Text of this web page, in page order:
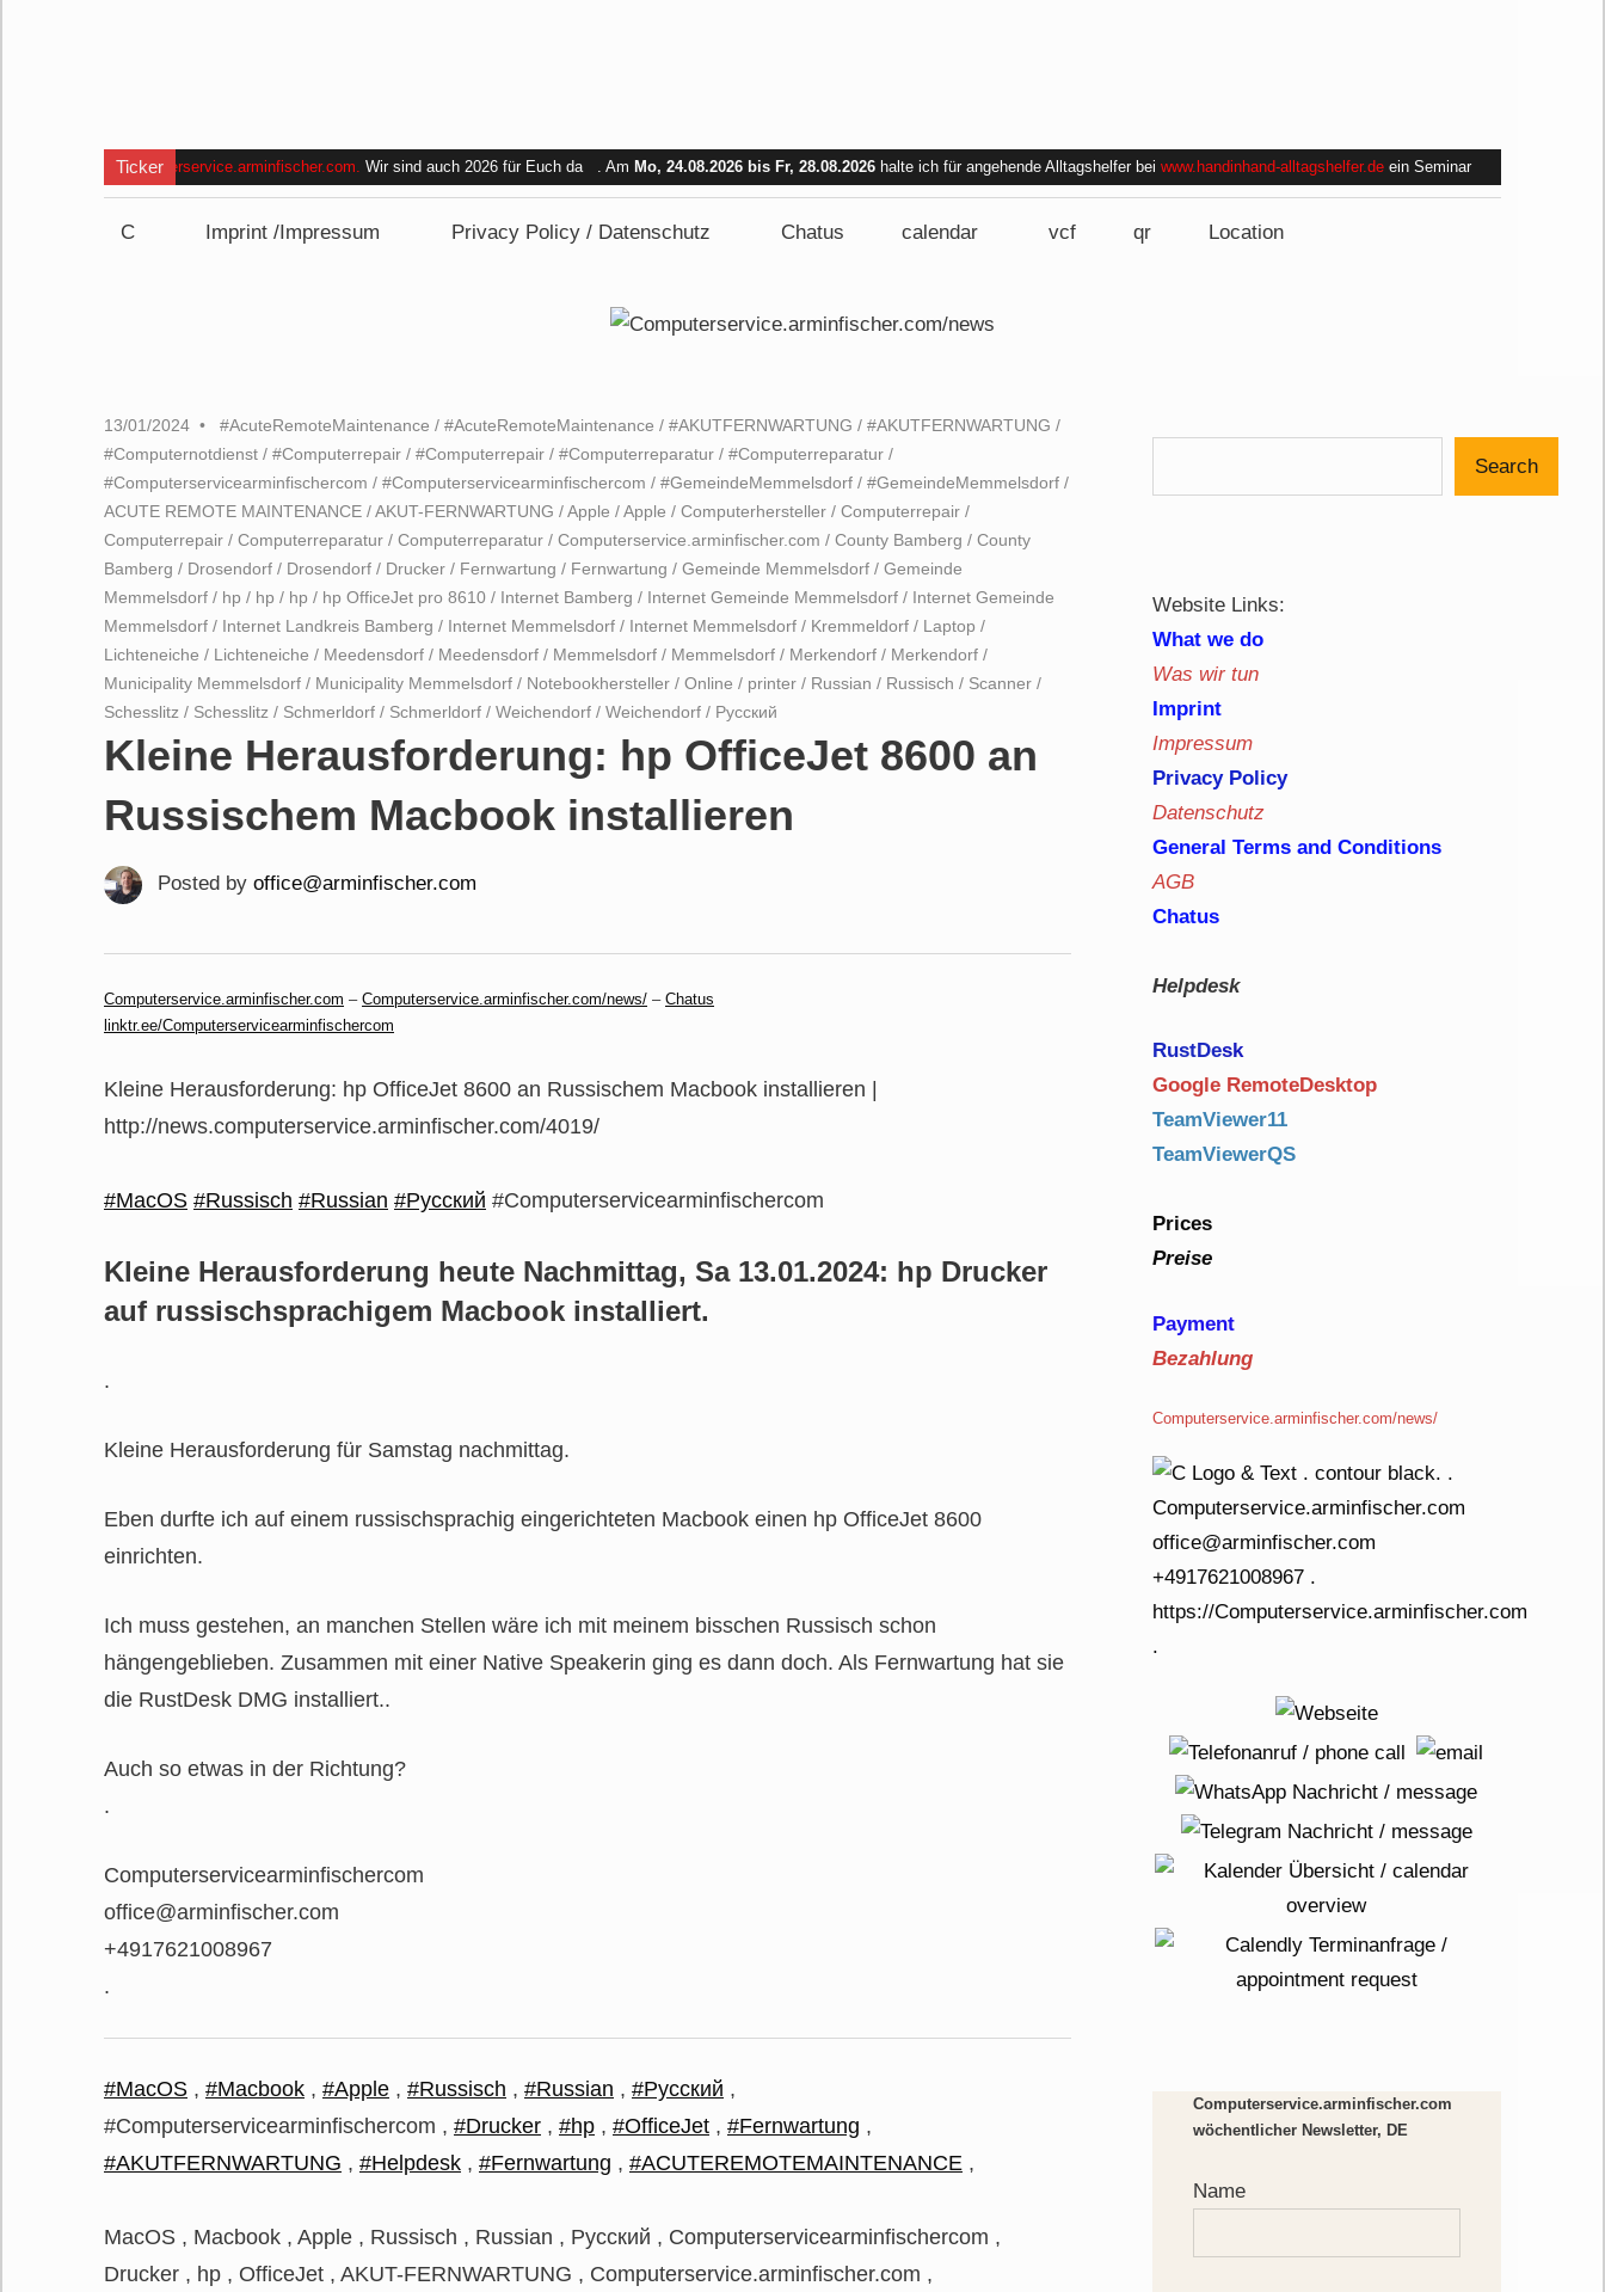
Ticker
Computerservice.arminfischer.com Wir sind auch 2026 für Euch da . Am Mo, 24.08.2026 bis Fr, 28.08.2026 halte ich für angehende Alltagshelfer bei www.handinhand-alltagshelfer.de ein Seminar
und bin im Zeitraumvon 09:00 bis 15:00 Uhr nicht erreichbar. Am Mi. 26.08.2026 sind wir nicht verfügbar.
C Imprint /Impressum Privacy Policy / Datenschutz Chatus calendar vcf qr Location
13/01/2024 #AcuteRemoteMaintenance / #AcuteRemoteMaintenance / #AKUTFERNWARTUNG / #AKUTFERNWARTUNG /
#Computernotdienst / #Computerrepair / #Computerrepair / #Computerreparatur / #Computerreparatur /
#Computerservicearminfischercom / #Computerservicearminfischercom / #GemeindeMemmelsdorf / #GemeindeMemmelsdorf /
ACUTE REMOTE MAINTENANCE /AKUT-FERNWARTUNG /Apple /Apple / Computerhersteller / Computerrepair /
Computerrepair / Computerreparatur / Computerreparatur / Computerservice.arminfischer.com / County Bamberg / County
Bamberg / Drosendorf / Drosendorf / Drucker / Fernwartung / Fernwartung / Gemeinde Memmelsdorf / Gemeinde
Memmelsdorf / hp / hp / hp / hp OfficeJet pro 8610 / Internet Bamberg / Internet Gemeinde Memmelsdorf / Internet Gemeinde
Memmelsdorf / Internet Landkreis Bamberg / Internet Memmelsdorf / Internet Memmelsdorf / Kremmeldorf / Laptop /
Lichteneiche / Lichteneiche / Meedensdorf / Meedensdorf / Memmelsdorf / Memmelsdorf / Merkendorf / Merkendorf /
Municipality Memmelsdorf / Municipality Memmelsdorf / Notebookhersteller / Online / printer / Russian / Russisch / Scanner /
Schesslitz / Schesslitz / Schmerldorf / Schmerldorf / Weichendorf / Weichendorf / Русский
Kleine Herausforderung: hp OfficeJet 8600 an
Russischem Macbook installieren
Posted by office@arminfischer.com
Computerservice.arminfischer.com – Computerservice.arminfischer.com/news/ – Chatus
linktr.ee/Computerservicearminfischercom
Kleine Herausforderung: hp OfficeJet 8600 an Russischem Macbook installieren |
http://news.computerservice.arminfischer.com/4019/
#MacOS #Russisch #Russian #Русский #Computerservicearminfischercom
Kleine Herausforderung heute Nachmittag, Sa 13.01.2024: hp Drucker
auf russischsprachigem Macbook installiert.
.
Kleine Herausforderung für Samstag nachmittag.
Eben durfte ich auf einem russischsprachig eingerichteten Macbook einen hp OfficeJet 8600
einrichten.
Ich muss gestehen, an manchen Stellen wäre ich mit meinem bisschen Russisch schon
hängengeblieben. Zusammen mit einer Native Speakerin ging es dann doch. Als Fernwartung hat sie
die RustDesk DMG installiert..
Auch so etwas in der Richtung?
.
Computerservicearminfischercom
office@arminfischer.com
+4917621008967
.
#MacOS , #Macbook , #Apple , #Russisch , #Russian , #Русский ,
#Computerservicearminfischercom , #Drucker , #hp , #OfficeJet , #Fernwartung ,
#AKUTFERNWARTUNG , #Helpdesk , #Fernwartung , #ACUTEREMOTEMAINTENANCE ,
MacOS , Macbook , Apple , Russisch , Russian , Русский , Computerservicearminfischercom ,
Drucker , hp , OfficeJet , AKUT-FERNWARTUNG , Computerservice.arminfischer.com ,
Search
Website Links:
What we do
Was wir tun
Imprint
Impressum
Privacy Policy
Datenschutz
General Terms and Conditions
AGB
Chatus
Helpdesk
RustDesk
Google RemoteDesktop
TeamViewer11
TeamViewerQS
Prices
Preise
Payment
Bezahlung
Computerservice.arminfischer.com/news/
Computerservice.arminfischer.com
wöchentlicher Newsletter, DE
Name